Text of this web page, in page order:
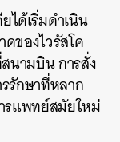
ได้เริ่มดำเนิน
ของไวรัสโค
นามบิน การสั่ง
รักษาที่หลาก
รแพทย์สมัยใหม่